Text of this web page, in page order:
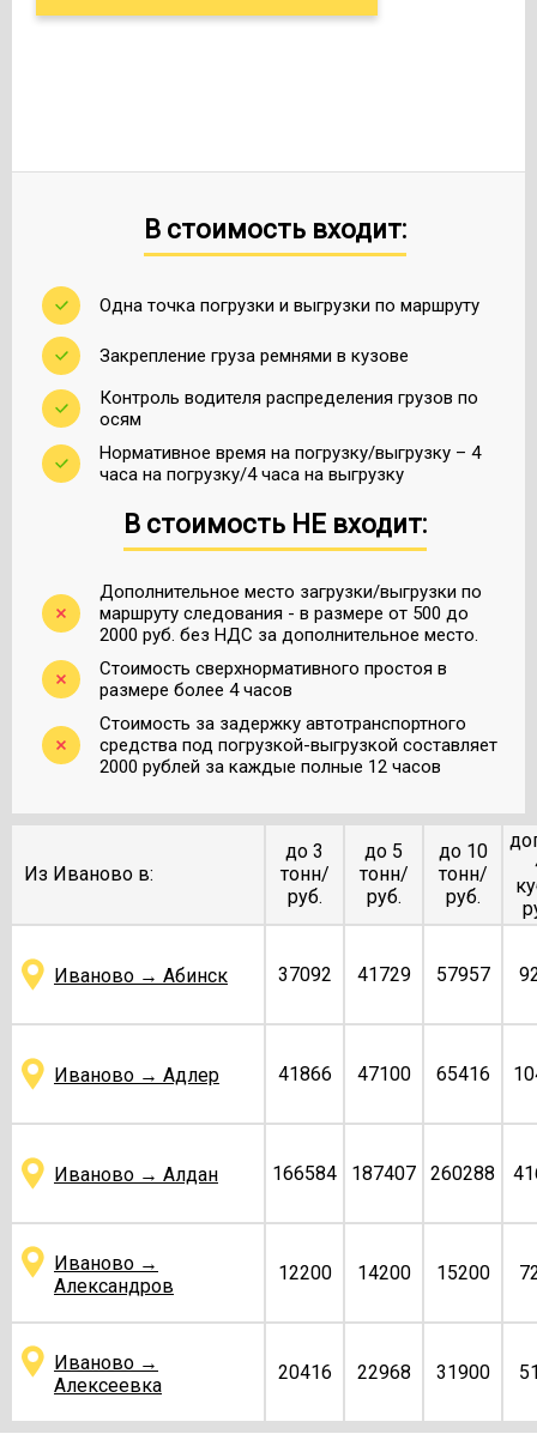
В стоимость входит:
Одна точка погрузки и выгрузки по маршруту
Закрепление груза ремнями в кузове
Контроль водителя распределения грузов по
осям
Нормативное время на погрузку/выгрузку – 4
часа на погрузку/4 часа на выгрузку
В стоимость НЕ входит:
Дополнительное место загрузки/выгрузки по
маршруту следования - в размере от 500 до
2000 руб. без НДС за дополнительное место.
Стоимость сверхнормативного простоя в
размере более 4 часов
Стоимость за задержку автотранспортного
средства под погрузкой-выгрузкой составляет
2000 рублей за каждые полные 12 часов
Из Иваново в:
до 3
тонн/
руб.
до 5
тонн/
руб.
до 10
тонн/
руб.
Иваново → Абинск 37092 41729 57957
Иваново → Адлер 41866 47100 65416
Иваново → Алдан 166584 187407 260288
Иваново →
Александров
12200 14200 15200
Иваново →
Алексеевка
20416 22968 31900